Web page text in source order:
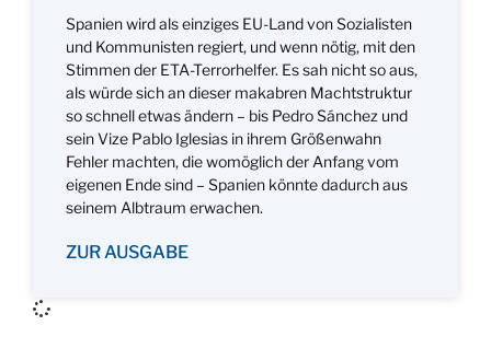
Spanien wird als einziges EU-Land von Sozialisten
und Kommunisten regiert, und wenn nötig, mit den
Stimmen der ETA-Terrorhelfer. Es sah nicht so aus,
als würde sich an dieser makabren Machtstruktur
so schnell etwas ändern – bis Pedro Sánchez und
sein Vize Pablo Iglesias in ihrem Größenwahn
Fehler machten, die womöglich der Anfang vom
eigenen Ende sind – Spanien könnte dadurch aus
seinem Albtraum erwachen.
ZUR AUSGABE